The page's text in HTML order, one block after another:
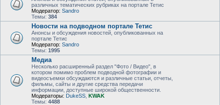
различных тематических рубриках на портале Тетис
Модератор: Sandro
Темы: 384
Новости на подводном портале Тетис
Анонсы и обсуждения новостей, опубликованных на
портале Тетис
Модератор: Sandro
Темы: 1995
Медиа
Несколько расширенный раздел "Фото / Видео", в
котором помимо проблем подводной фотографии и
видеосъемки обсуждаются и различные статьи, отчеты,
фильмы, сайты и другие средства передачи
информации, доступные широкой общественности.
Модераторы: DukeSS KWAK
Темы: 4488